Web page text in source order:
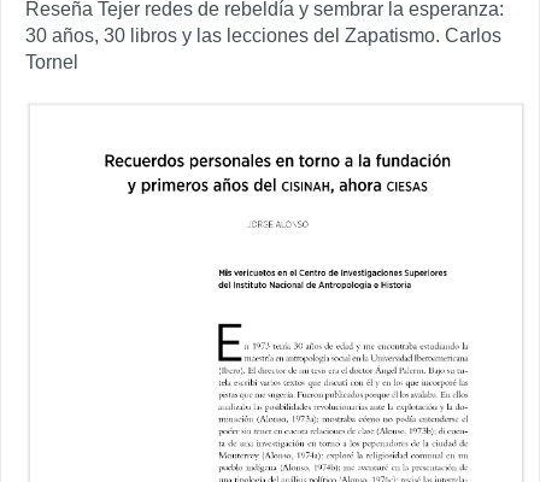
Reseña Tejer redes de rebeldía y sembrar la esperanza:
30 años, 30 libros y las lecciones del Zapatismo. Carlos
Tornel